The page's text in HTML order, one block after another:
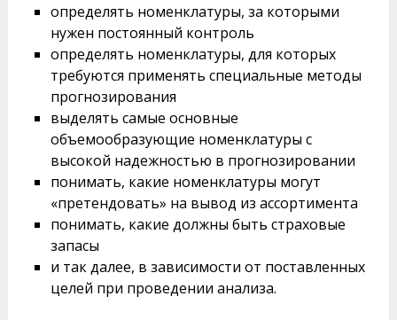
определять номенклатуры, за которыми
нужен постоянный контроль
определять номенклатуры, для которых
требуются применять специальные методы
прогнозирования
выделять самые основные
объемообразующие номенклатуры с
высокой надежностью в прогнозировании
понимать, какие номенклатуры могут
«претендовать» на вывод из ассортимента
понимать, какие должны быть страховые
запасы
и так далее, в зависимости от поставленных
целей при проведении анализа.